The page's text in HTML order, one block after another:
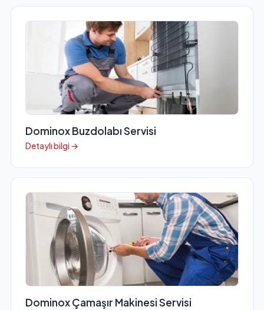
Dominox Buzdolabı Servisi
Detaylı bilgi →
Dominox Çamaşır Makinesi Servisi